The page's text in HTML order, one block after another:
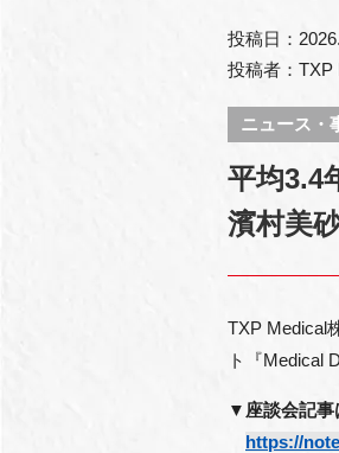
協賛・協力
投稿日：
投稿者：TXP
ニュース・
平均3.4
濱村美
TXP Medical
ト『Medical
▼座談会記事
https://